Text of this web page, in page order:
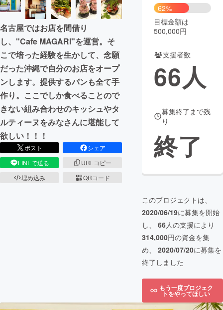
CAMPFIRE for Social Good
CAMPFIRE Creation
CAMPFIREふるさと納税
コミュニティ
名古屋ではお店を間借り
し、"Cafe MAGARI"を運営。そ
こで培った経験を生かして、念願
だった沖縄で自分のお店をオープ
ンします。提供するパンも全て手
作り。ここでしか食べることので
きない組み合わせのキッシュやタ
ルティーヌをみなさんに堪能して
欲しい！！！
ポスト
シェア
LINEで送る
URLコピー
埋め込み
QRコード
62%
目標金額は
500,000円
支援者数
66人
募集終了まで残
り
終了
このプロジェクトは、
2020/06/19に募集を開始
し、 66人の支援により
314,000円の資金を集
め、 2020/07/20に募集を
終了しました
もう一度プロジェク
トをやってほしい